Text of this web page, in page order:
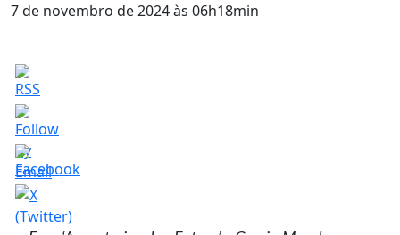
7 de novembro de 2024 às 06h18min